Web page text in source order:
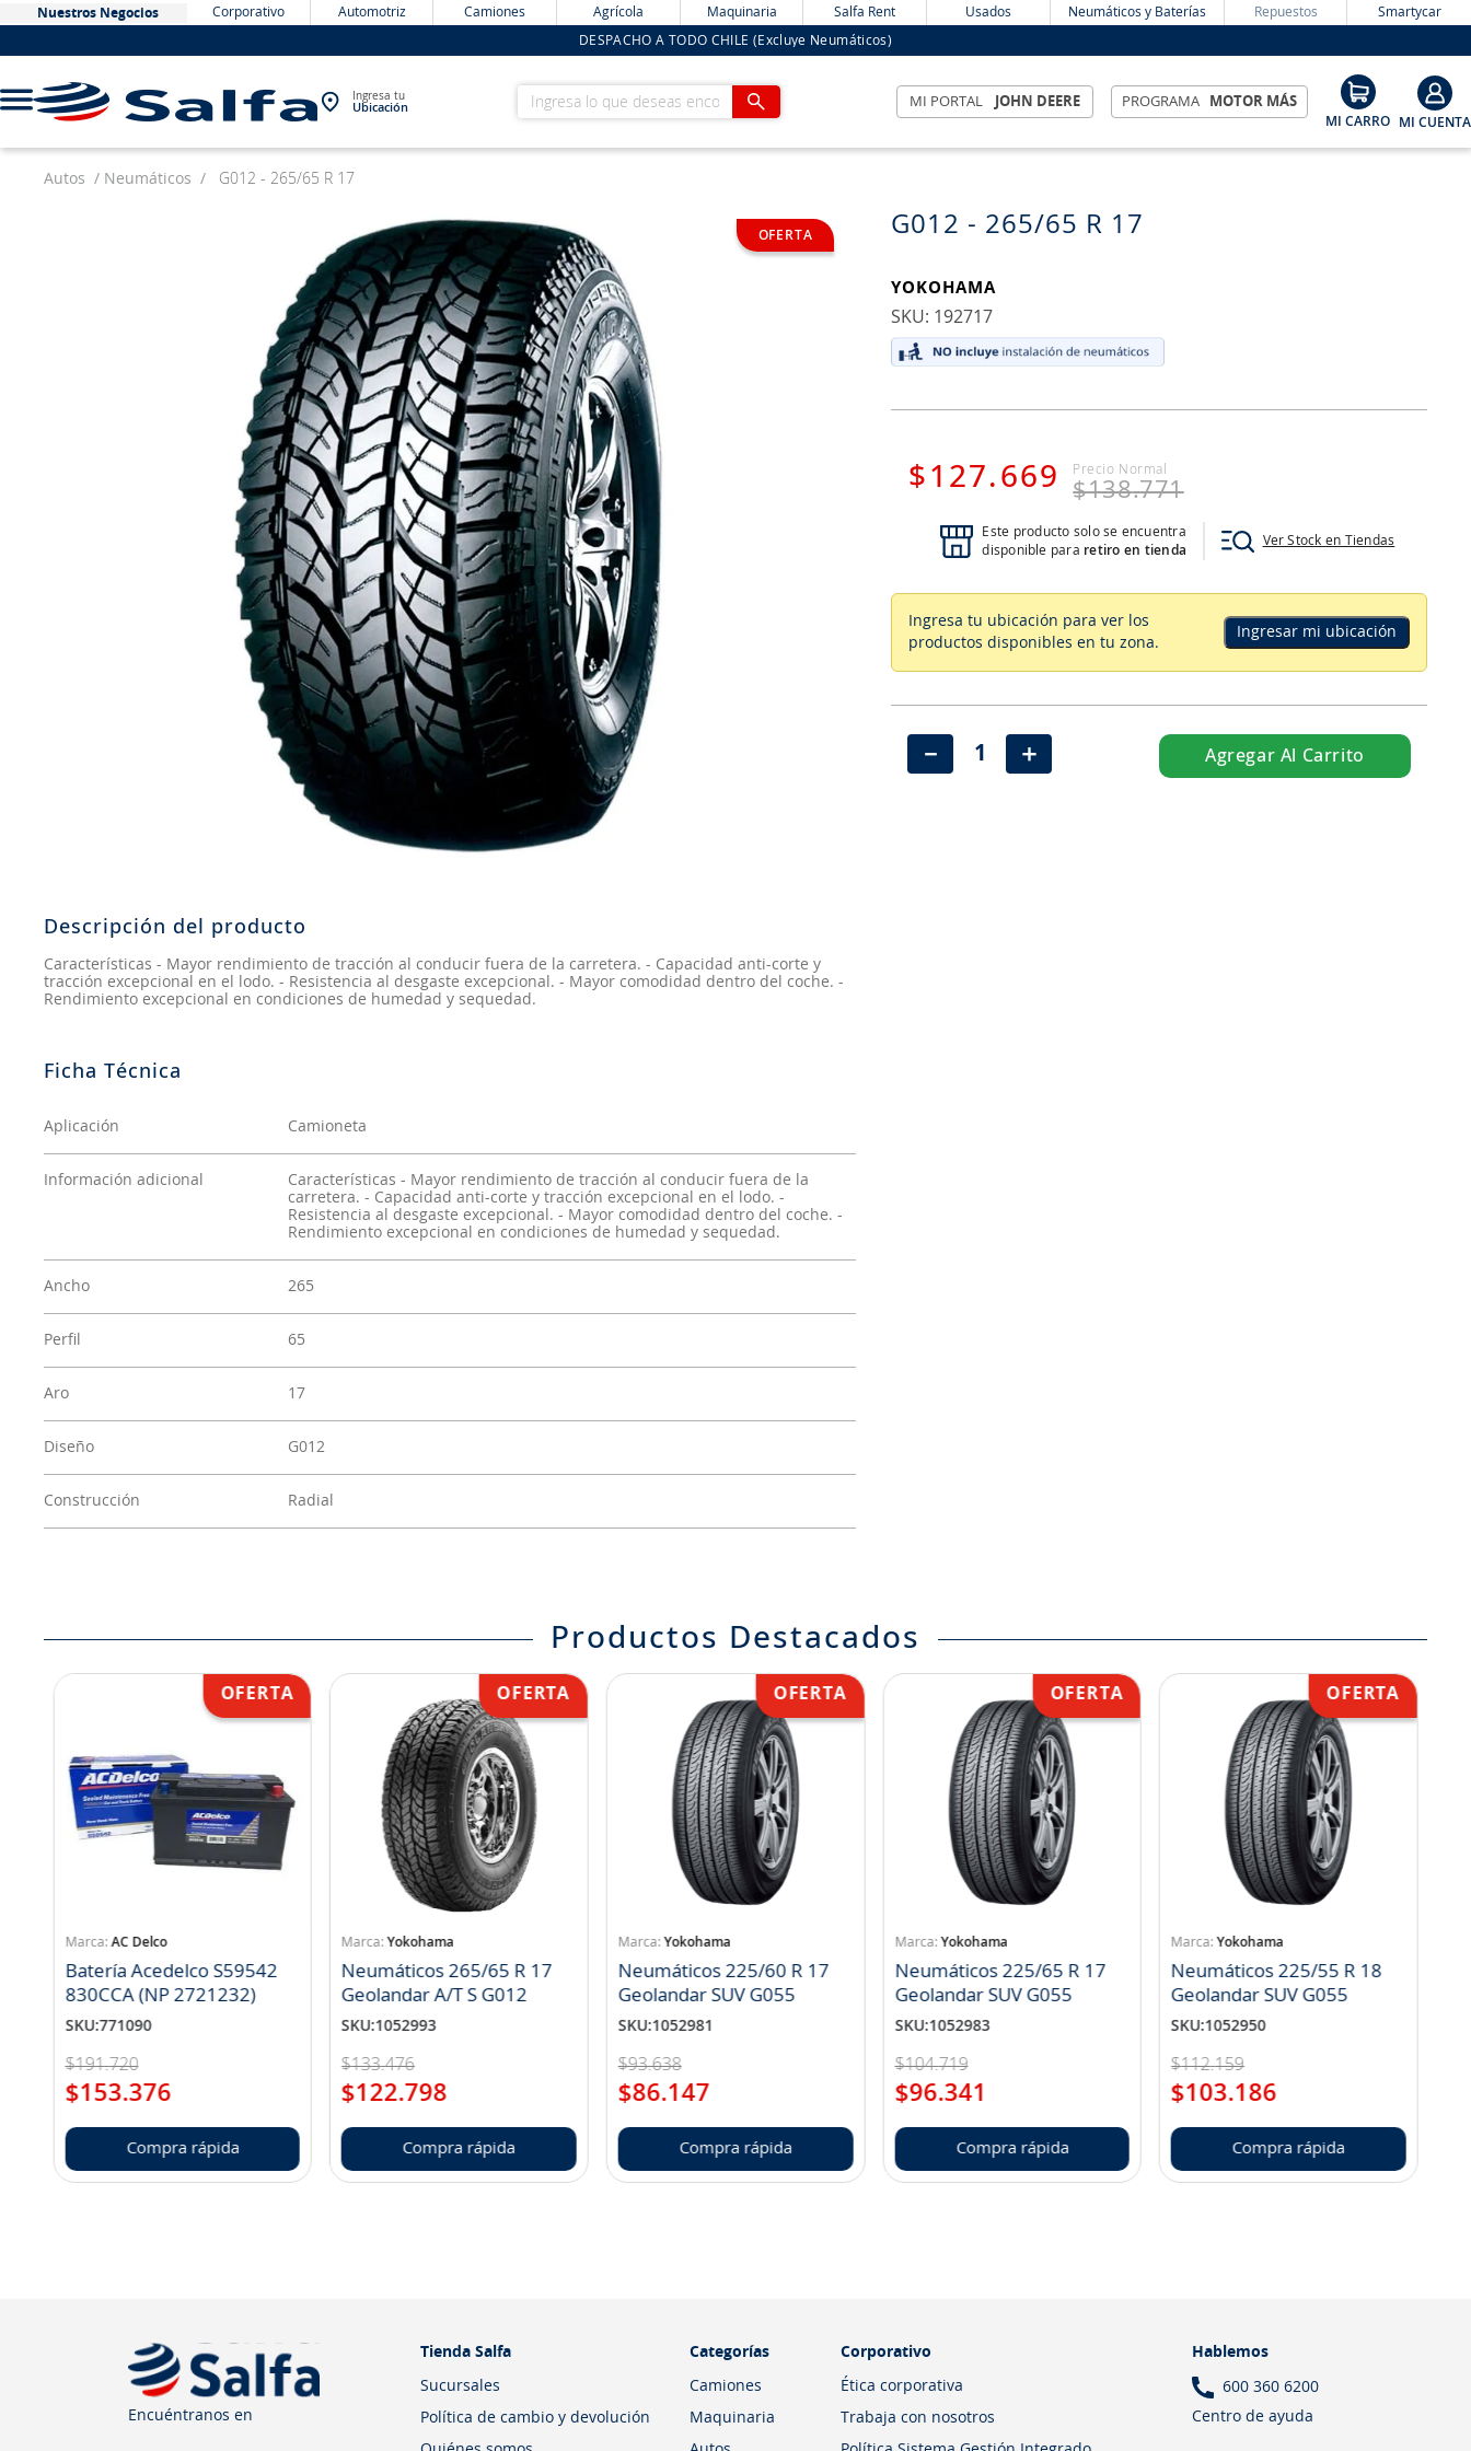
Nuestros Negocios Corporativo Automotriz Camiones Agrícola Maquinaria Salfa Rent Usados Neumáticos y Baterías Repuestos Smartycar
DESPACHO A TODO CHILE (Excluye Neumáticos)
Ingresa tu
Ubicación
Ingresa lo que deseas encontrar MI PORTAL JOHN DEERE PROGRAMA MOTOR MÁS
Autos Neumáticos G012 - 265/65 R 17
Descripción del producto
Características - Mayor rendimiento de tracción al conducir fuera de la carretera. - Capacidad anti-corte y
tracción excepcional en el lodo. - Resistencia al desgaste excepcional. - Mayor comodidad dentro del coche. -
Rendimiento excepcional en condiciones de humedad y sequedad.
Aplicación Camioneta
Información adicional
Características - Mayor rendimiento de tracción al conducir fuera de la
carretera. - Capacidad anti-corte y tracción excepcional en el lodo. -
Resistencia al desgaste excepcional. - Mayor comodidad dentro del coche. -
Rendimiento excepcional en condiciones de humedad y sequedad.
Ancho 265
Perfil 65
Aro 17
Diseño G012
Construcción Radial
G012 - 265/65 R 17
YOKOHAMA
: 192717
$ 127. 669 $138.771
Este producto solo se encuentra
disponible para retiro en tienda
Ver Stock en Tiendas
Ingresa tu ubicación para ver los
productos disponibles en tu zona.
Ingresar mi ubicación
＋
－ Agregar Al Carrito
Productos Destacados
AC Delco
Batería Acedelco S59542
830CCA (NP 2721232)
SKU:771090
$191.720
$153.376
Compra rápida
Yokohama
Neumáticos 265/65 R 17
Geolandar A/T S G012
SKU:1052993
$133.476
$122.798
Compra rápida
Yokohama
Neumáticos 225/60 R 17
Geolandar SUV G055
SKU:1052981
$93.638
$86.147
Compra rápida
Yokohama
Neumáticos 225/65 R 17
Geolandar SUV G055
SKU:1052983
$104.719
$96.341
Compra rápida
Yokohama
Neumáticos 225/55 R 18
Geolandar SUV G055
SKU:1052950
$112.159
$103.186
Compra rápida
Encuéntranos en
Tienda Salfa
Sucursales
Política de cambio y devolución
Categorías
Camiones
Maquinaria
Corporativo
Ética corporativa
Trabaja con nosotros
Hablemos
600 360 6200
Centro de ayuda